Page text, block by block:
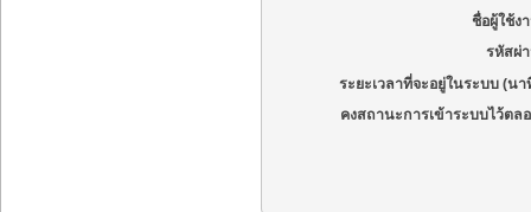
ชื่อผู้ใช้ง
รหัสผ่
ระยะเวลาที่จะอยู่ในระบบ (นา
คงสถานะการเข้าระบบไว้ตล